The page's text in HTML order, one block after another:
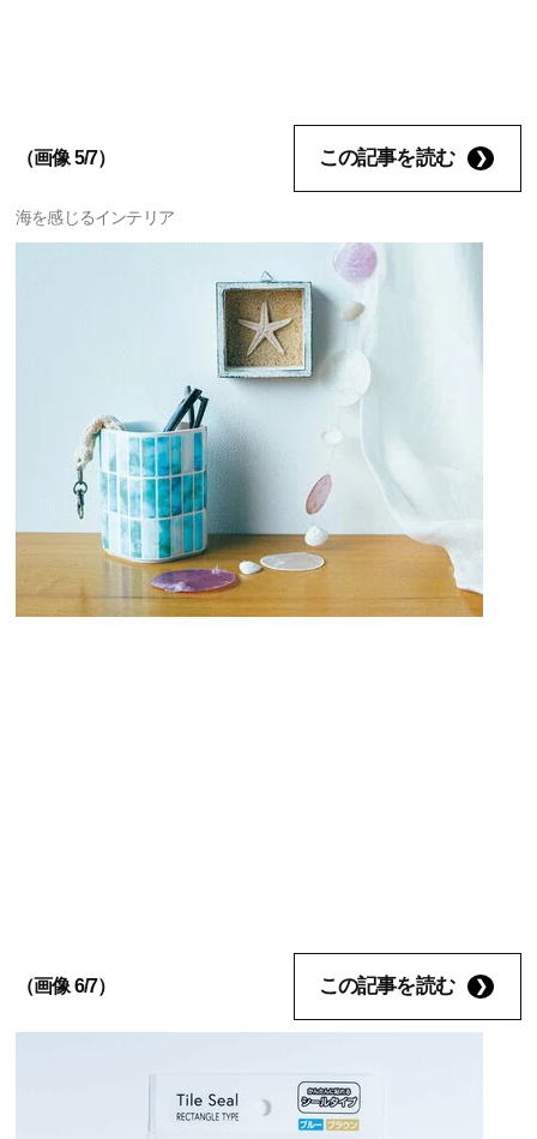
（画像 5/7） この記事を読む
海を感じるインテリア
（画像 6/7） この記事を読む